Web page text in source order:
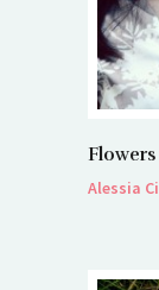
Flowers
Alessia